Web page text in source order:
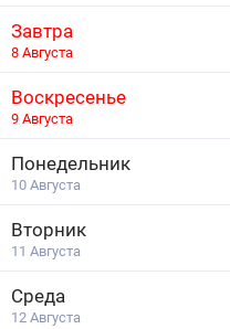
Завтра
8 Августа
Воскресенье
9 Августа
Понедельник
10 Августа
Вторник
11 Августа
Среда
12 Августа